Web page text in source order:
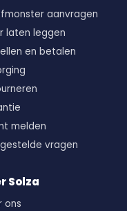
aanvragen
laten leggen
en betalen
melden
vragen
Solza
ons